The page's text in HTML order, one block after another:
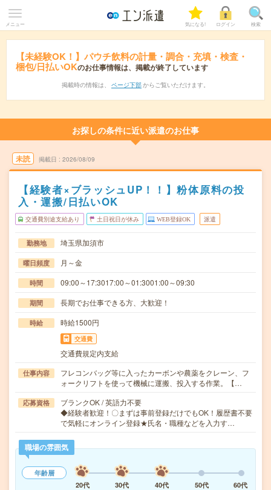
メニュー 気になる! ログイン 検索
【未経験OK！】パウチ飲料の計量・調合・充填・検査・
梱包/日払いOKのお仕事情報は、掲載が終了しています
掲載時の情報は、 ページ下部 からご覧いただけます。
お探しの条件に近い派遣のお仕事
未読 掲載日 2026/08/09
【経験者×ブラッシュUP！！】粉体原料の投
入・運搬/日払いOK
交通費別途支給あり 土日祝日が休み WEB登録OK 派遣
勤務地 埼玉県加須市
曜日頻度 月～金
時間 09:00～17:3017:00～01:3001:00～09:30
期間 長期でお仕事できる方、大歓迎！
時給 時給1500円
交通費
交通費規定内支給
仕事内容
フレコンバッグ等に入ったカーボンや農薬をクレーン、フ
ォークリフトを使って機械に運搬、投入する作業。【…
応募資格
ブランクOK / 英語力不要
◆経験者歓迎！〇まずは事前登録だけでもOK！履歴書不要
で気軽にオンライン登録★氏名・職種などを入力す…
職場の雰囲気
年齢層
20代
30代 40代 50代 60代